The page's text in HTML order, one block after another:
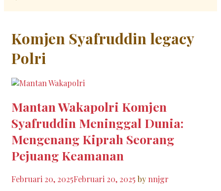
Komjen Syafruddin legacy
Polri
Mantan Wakapolri Komjen
Syafruddin Meninggal Dunia:
Mengenang Kiprah Seorang
Pejuang Keamanan
Februari 20, 2025Februari 20, 2025 bynnjgr